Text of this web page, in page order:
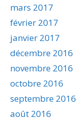
mars 2017
février 2017
janvier 2017
décembre 2016
novembre 2016
octobre 2016
septembre 2016
août 2016